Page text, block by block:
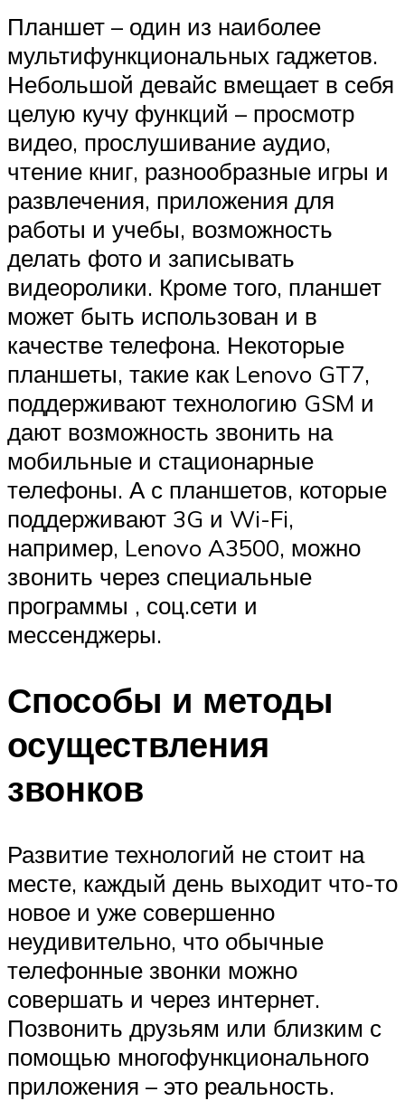
Планшет – один из наиболее
мультифункциональных гаджетов.
Небольшой девайс вмещает в себя
целую кучу функций – просмотр
видео, прослушивание аудио,
чтение книг, разнообразные игры и
развлечения, приложения для
работы и учебы, возможность
делать фото и записывать
видеоролики. Кроме того, планшет
может быть использован и в
качестве телефона. Некоторые
планшеты, такие как Lenovo GT7,
поддерживают технологию GSM и
дают возможность звонить на
мобильные и стационарные
телефоны. А с планшетов, которые
поддерживают 3G и Wi-Fi,
например, Lenovo A3500, можно
звонить через специальные
программы , соц.сети и
мессенджеры.
Способы и методы
осуществления
звонков
Развитие технологий не стоит на
месте, каждый день выходит что-то
новое и уже совершенно
неудивительно, что обычные
телефонные звонки можно
совершать и через интернет.
Позвонить друзьям или близким с
помощью многофункционального
приложения – это реальность.